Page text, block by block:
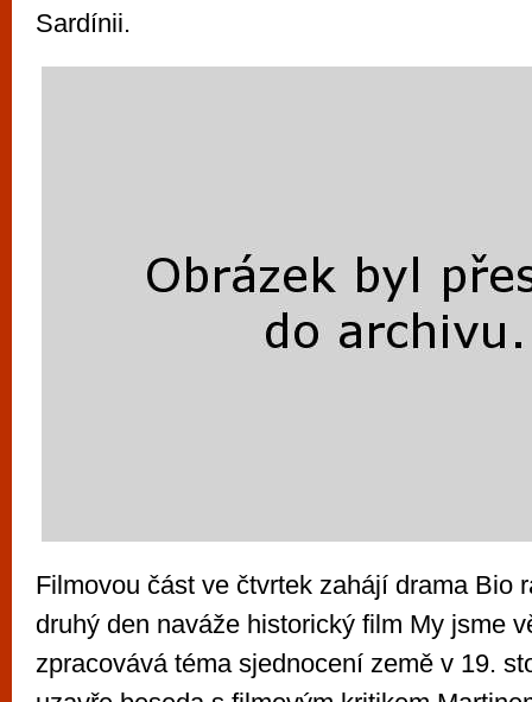
Sardínii.
Filmovou část ve čtvrtek zahájí drama Bio
druhý den naváže historický film My jsme
zpracovává téma sjednocení země v 19.